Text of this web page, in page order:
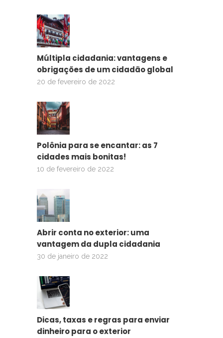
Múltipla cidadania: vantagens e
obrigações de um cidadão global
20 de fevereiro de 2022
Polônia para se encantar: as 7
cidades mais bonitas!
10 de fevereiro de 2022
Abrir conta no exterior: uma
vantagem da dupla cidadania
30 de janeiro de 2022
Dicas, taxas e regras para enviar
dinheiro para o exterior